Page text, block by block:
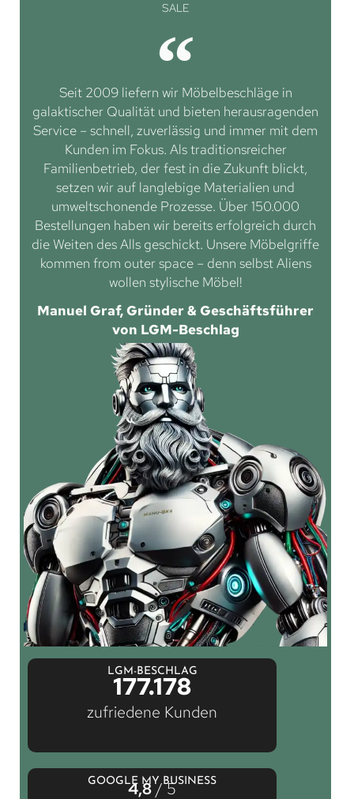
SALE
Seit 2009 liefern wir Möbelbeschläge in
galaktischer Qualität und bieten herausragenden
Service – schnell, zuverlässig und immer mit dem
Kunden im Fokus. Als traditionsreicher
Familienbetrieb, der fest in die Zukunft blickt,
setzen wir auf langlebige Materialien und
umweltschonende Prozesse. Über 150.000
Bestellungen haben wir bereits erfolgreich durch
die Weiten des Alls geschickt. Unsere Möbelgriffe
kommen from outer space – denn selbst Aliens
wollen stylische Möbel!
Manuel Graf, Gründer & Geschäftsführer
von LGM-Beschlag
LGM-BESCHLAG
177.178
zufriedene Kunden
GOOGLE MY BUSINESS
4,8/ 5